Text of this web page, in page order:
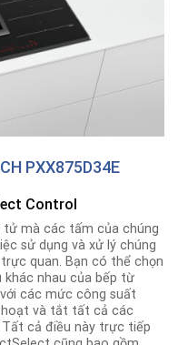
PXX875D34E
Control
mà các tấm của chúng
sử dụng và xử lý chúng
quan. Bạn có thể chọn
khác nhau của bếp từ
các mức công suất
hoạt và tắt tất cả các
cả điều này trực tiếp